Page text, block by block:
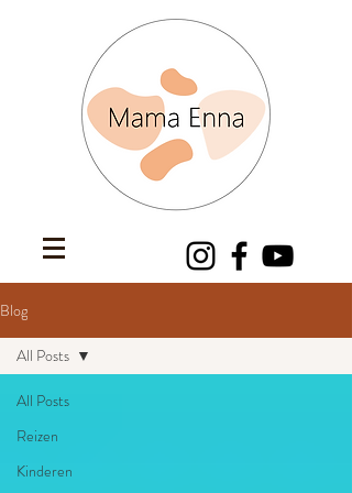
Blog
All Posts
Reizen
Kinderen
All Posts